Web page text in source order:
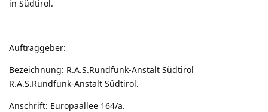
in Südtirol.
Auftraggeber:
Bezeichnung: R.A.S.Rundfunk-Anstalt Südtirol
R.A.S.Rundfunk-Anstalt Südtirol.
Anschrift: Europaallee 164/a.